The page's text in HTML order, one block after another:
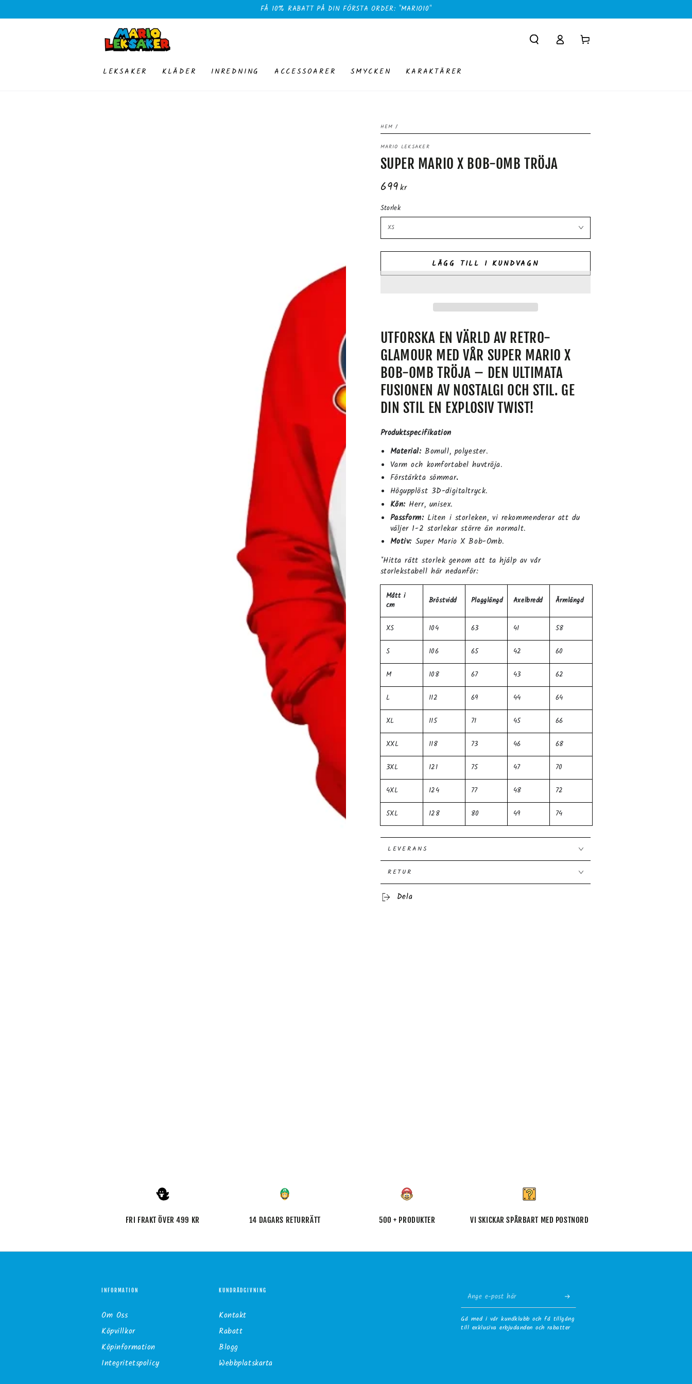
FÅ 10% RABATT PÅ DIN FÖRSTA ORDER: "MARIO10"
LEKSAKER KLÄDER INREDNING ACCESSOARER SMYCKEN KARAKTÄRER
Logga
Kundvagn
HEM /
MARIO LEKSAKER
SUPER MARIO X BOB-OMB TRÖJA
Ordinarie
699kr
Storlek
LÄGG TILL I KUNDVAGN
UTFORSKA EN VÄRLD AV RETRO-
GLAMOUR MED VÅR SUPER MARIO X
BOB-OMB TRÖJA – DEN ULTIMATA
FUSIONEN AV NOSTALGI OCH STIL. GE
DIN STIL EN EXPLOSIV TWIST!
Produktspecifikation
Material:Bomull, polyester.
Varm och komfortabel huvtröja.
Förstärkta sömmar.
Högupplöst 3D-digitaltryck.
Kön: Herr, unisex.
Passform: Liten i storleken, vi rekommenderar att du
väljer 1-2 storlekar större än normalt.
Motiv: Super Mario X Bob-Omb.
*Hitta rätt storlek genom att ta hjälp av vår
storlekstabell här nedanför:
Mått i
cm
Bröstvidd Plagglängd Axelbredd Ärmlängd
XS 104 63 41 58
S 106 65 42 60
M 108 67 43 62
L 112 69 44 64
XL 115 71 45 66
XXL 118 73 46 68
3XL 121 75 47 70
4XL 124 77 48 72
5XL 128 80 49 74
LEVERANS
RETUR
Dela
FRI FRAKT ÖVER 499 KR 14 DAGARS RETURRÄTT 500 + PRODUKTER VI SKICKAR SPÅRBART MED POSTNORD
INFORMATION
Om Oss
Köpvillkor
Köpinformation
Integritetspolicy
KUNDRÅDGIVNING
Kontakt
Rabatt
Blogg
Webbplatskarta
Ange
e-
post
Gå med i vår kundklubb och få tillgång
till exklusiva erbjudanden och rabatter